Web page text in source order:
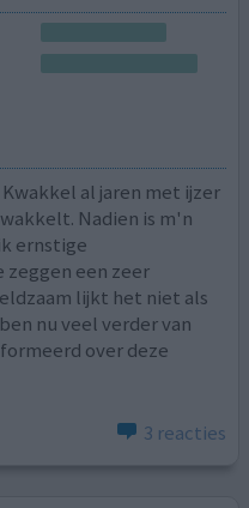
al jaren met ijzer
Nadien is m'n
ernstige
een zeer
lijkt het niet als
nu veel verder van
over deze
3 reacties